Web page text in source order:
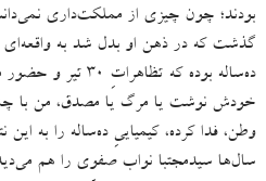
بودند؛ چون چیزی از مملکت‌داری
ده‌ساله بوده که تظاهراتِ ۳۰ تیر و حضور مردم را در خیابان دیده و ظاهراً آن‌چه دیده سال‌ها از ذهنش پاک نشده
خودش نوشت یا مرگ یا مصدق، من با
وطن، فدا کرده، کیمیاییِ ده‌ساله را به
سال‌ها سیدمجتبا نواب صفوی را هم